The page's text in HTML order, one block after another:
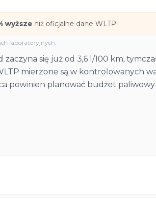
wyższe niż oficjalne dane WLTP.
laboratoryjnych.
zaczyna się już od 3,6 l/100 km,
mierzone są w kontrolowanych
powinien planować budżet paliwowy